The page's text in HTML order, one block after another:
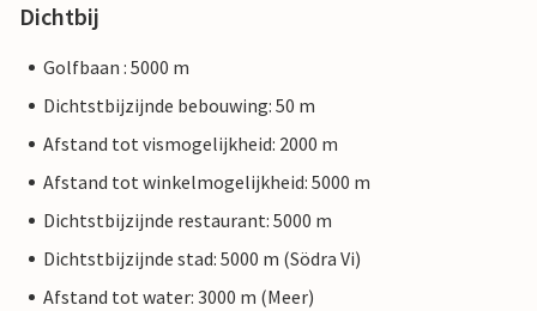
Dichtbij
Golfbaan : 5000 m
Dichtstbijzijnde bebouwing: 50 m
Afstand tot vismogelijkheid: 2000 m
Afstand tot winkelmogelijkheid: 5000 m
Dichtstbijzijnde restaurant: 5000 m
Dichtstbijzijnde stad: 5000 m (Södra Vi)
Afstand tot water: 3000 m (Meer)